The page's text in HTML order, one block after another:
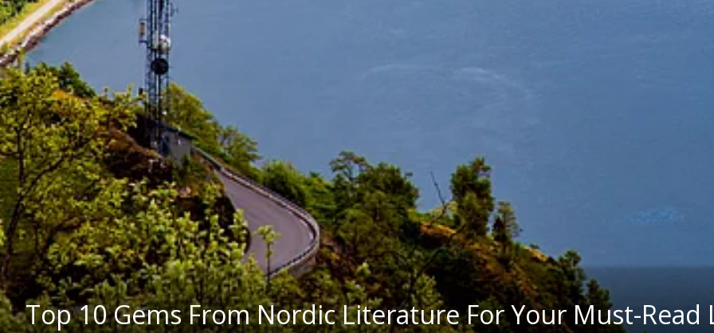
Top 10 Gems From Nordic Literature For Your Must-Read